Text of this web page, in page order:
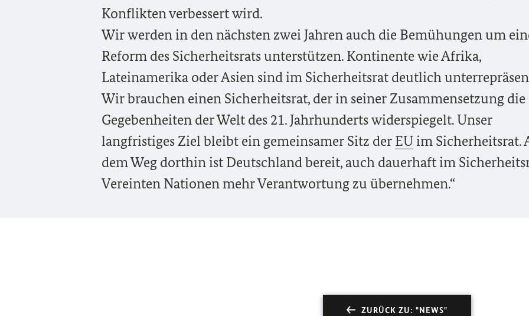
Konflikten verbessert wird.
Wir werden in den nächsten zwei Jahren auch die Bemühungen um
Reform des Sicherheitsrats unterstützen. Kontinente wie Afrika,
Lateinamerika oder Asien sind im Sicherheitsrat deutlich
Wir brauchen einen Sicherheitsrat, der in seiner Zusammensetzung die
Gegebenheiten der Welt des 21. Jahrhunderts widerspiegelt. Unser
langfristiges Ziel bleibt ein gemeinsamer Sitz der EU im Sicherheitsrat.
dem Weg dorthin ist Deutschland bereit, auch dauerhaft im
Vereinten Nationen mehr Verantwortung zu übernehmen.“
ZURÜCK ZU: "NEWS"